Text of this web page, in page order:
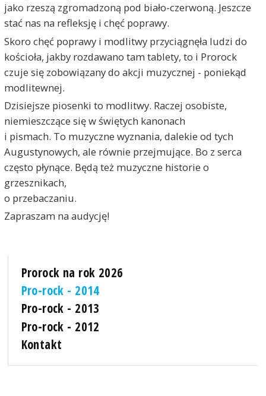
jako rzeszą zgromadzoną pod biało-czerwoną. Jeszcze
stać nas na refleksję i chęć poprawy.
Skoro chęć poprawy i modlitwy przyciągnęła ludzi do
kościoła, jakby rozdawano tam tablety, to i Prorock
czuje się zobowiązany do akcji muzycznej - poniekąd
modlitewnej.
Dzisiejsze piosenki to modlitwy. Raczej osobiste,
niemieszczące się w świętych kanonach
i pismach. To muzyczne wyznania, dalekie od tych
Augustynowych, ale równie przejmujące. Bo z serca
często płynące. Będą też muzyczne historie o
grzesznikach,
o przebaczaniu.
Zapraszam na audycję!
Prorock na rok 2026
Pro-rock - 2014
Pro-rock - 2013
Pro-rock - 2012
Kontakt